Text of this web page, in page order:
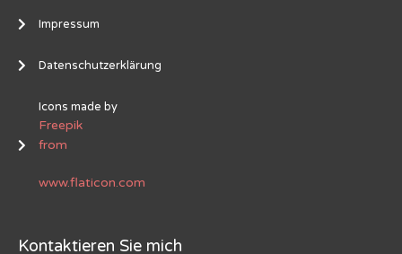
Impressum
Datenschutzerklärung
Icons made by
Freepik
from
www.flaticon.com
Kontaktieren Sie mich